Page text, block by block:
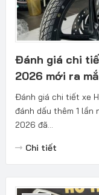
Đánh giá chi
2026 mới ra
Đánh giá chi tiết xe
đánh dấu thêm 1 lần
2026 đã...
Chi tiết